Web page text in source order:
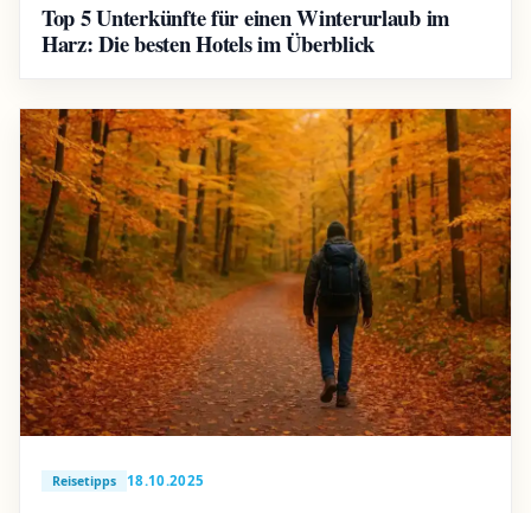
Top 5 Unterkünfte für einen Winterurlaub im
Harz: Die besten Hotels im Überblick
Reisetipps 18.10.2025